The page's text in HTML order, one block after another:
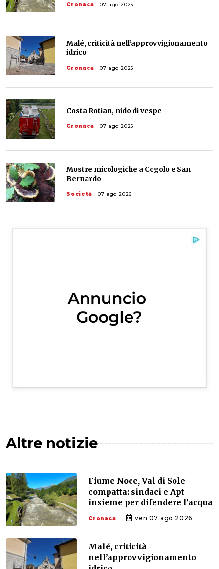
Cronaca 07 ago 2026
Malé, criticità nell’approvvigionamento
idrico
Cronaca 07 ago 2026
Costa Rotian, nido di vespe
Cronaca 07 ago 2026
Mostre micologiche a Cogolo e San
Bernardo
Società 07 ago 2026
Altre notizie
Fiume Noce, Val di Sole
compatta: sindaci e Apt
insieme per difendere l’acqua
Cronaca ven 07 ago 2026
Malé, criticità
nell’approvvigionamento